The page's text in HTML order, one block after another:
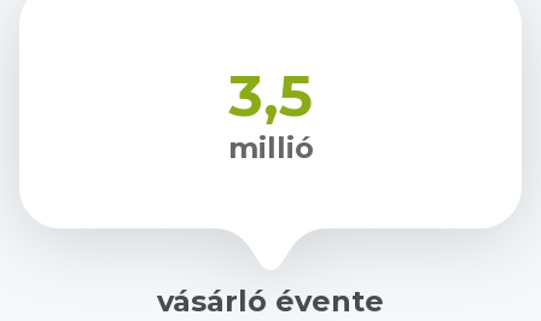
3,5
millió
vásárló évente